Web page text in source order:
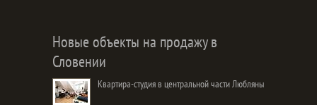
Новые объекты на продажу в
Словении
Квартира-студия в центральной части Любляны